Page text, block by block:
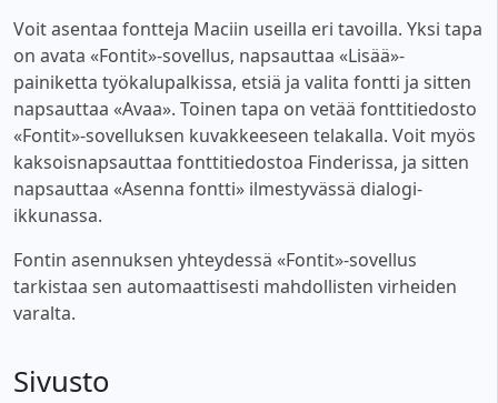
Voit asentaa fontteja Maciin useilla eri tavoilla. Yksi tapa
on avata «Fontit»-sovellus, napsauttaa «Lisää»-
painiketta työkalupalkissa, etsiä ja valita fontti ja sitten
napsauttaa «Avaa». Toinen tapa on vetää fonttitiedosto
«Fontit»-sovelluksen kuvakkeeseen telakalla. Voit myös
kaksoisnapsauttaa fonttitiedostoa Finderissa, ja sitten
napsauttaa «Asenna fontti» ilmestyvässä dialogi-
ikkunassa.
Fontin asennuksen yhteydessä «Fontit»-sovellus
tarkistaa sen automaattisesti mahdollisten virheiden
varalta.
Sivusto